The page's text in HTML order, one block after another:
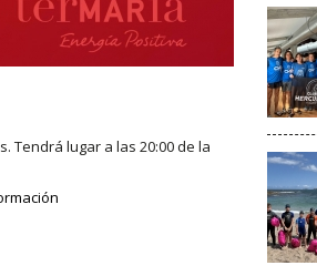
Tendrá lugar a las 20:00 de la